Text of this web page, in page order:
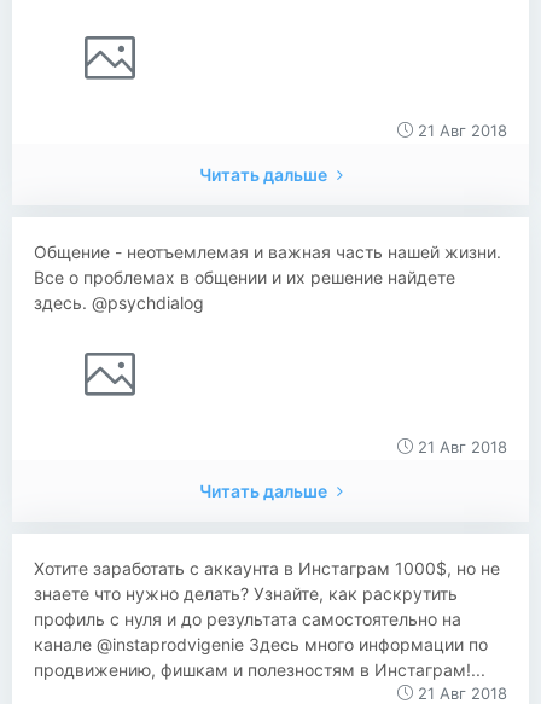
21 Авг 2018
Читать дальше
Общение - неотъемлемая и важная часть нашей жизни.
Все о проблемах в общении и их решение найдете
здесь. @psychdialog
21 Авг 2018
Читать дальше
​​Хотите заработать с аккаунта в Инстаграм 1000$, но не
знаете что нужно делать? Узнайте, как раскрутить
профиль с нуля и до результата самостоятельно на
канале @instaprodvigenie Здесь много информации по
продвижению, фишкам и полезностям в Инстаграм!...
21 Авг 2018